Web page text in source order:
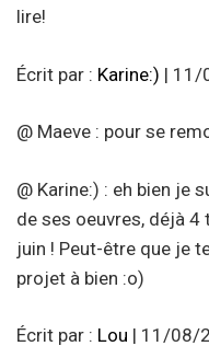
lire!
Écrit par : Karine:) | 11/
@ Maeve : pour se
@ Karine:) : eh bien je
de ses oeuvres, déjà
juin ! Peut-être que je
projet à bien :o)
Écrit par : Lou | 11/08/